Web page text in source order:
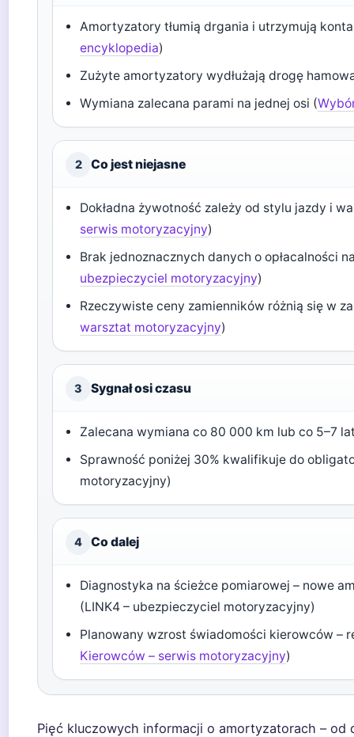
Amortyzatory tłumią drgania i utrzymują
encyklopedia)
Zużyte amortyzatory wydłużają drogę
Wymiana zalecana parami na jednej osi (
2 Co jest niejasne
Dokładna żywotność zależy od stylu jazdy i
serwis motoryzacyjny)
Brak jednoznacznych danych o opłacalności
ubezpieczyciel motoryzacyjny)
Rzeczywiste ceny zamienników różnią się w
warsztat motoryzacyjny)
3 Sygnał osi czasu
Zalecana wymiana co 80 000 km lub co 5–7
Sprawność poniżej 30% kwalifikuje do
motoryzacyjny)
4 Co dalej
Diagnostyka na ścieżce pomiarowej – nowe
(LINK4 – ubezpieczyciel motoryzacyjny)
Planowany wzrost świadomości kierowców –
Kierowców – serwis motoryzacyjny)
Pięć kluczowych informacji o amortyzatorach –